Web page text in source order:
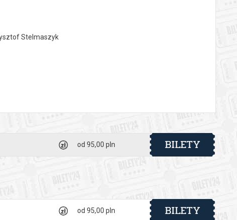
Stelmaszyk
na scenie, ale wymieniona w tekście)
zabawnych i niepoprawnych staruszków – inspektor
„pomagająca” mu w znalezieniu zabójcy.
od 95,00 pln BILETY
od 95,00 pln BILETY